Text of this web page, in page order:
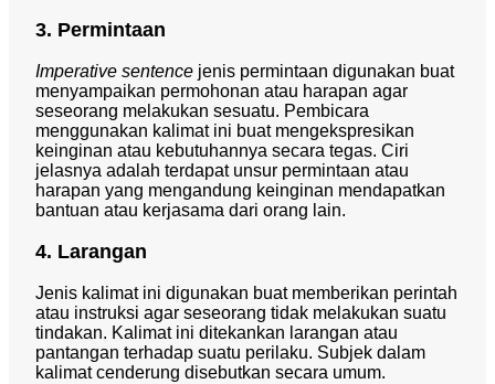
3. Permintaan
Imperative sentence jenis permintaan digunakan buat
menyampaikan permohonan atau harapan agar
seseorang melakukan sesuatu. Pembicara
menggunakan kalimat ini buat mengekspresikan
keinginan atau kebutuhannya secara tegas. Ciri
jelasnya adalah terdapat unsur permintaan atau
harapan yang mengandung keinginan mendapatkan
bantuan atau kerjasama dari orang lain.
4. Larangan
Jenis kalimat ini digunakan buat memberikan perintah
atau instruksi agar seseorang tidak melakukan suatu
tindakan. Kalimat ini ditekankan larangan atau
pantangan terhadap suatu perilaku. Subjek dalam
kalimat cenderung disebutkan secara umum.